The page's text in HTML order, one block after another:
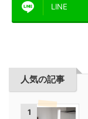
LINE
人気の記事
1